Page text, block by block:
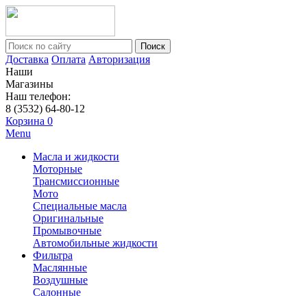
Поиск
Доставка Оплата Авторизация
Наши
Магазины
Наш телефон:
8 (3532) 64-80-12
Корзина 0
Menu
Масла и жидкости
Моторные
Трансмиссионные
Мото
Специальные масла
Оригинальные
Промывочные
Автомобильные жидкости
Фильтра
Маслянные
Воздушные
Салонные